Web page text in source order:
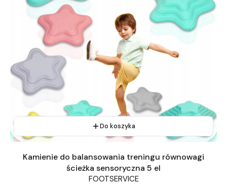
Do koszyka
Kamienie do balansowania treningu równowagi
ścieżka sensoryczna 5 el
FOOTSERVICE